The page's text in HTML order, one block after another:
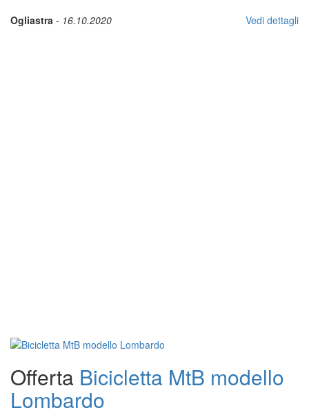
Ogliastra - 16.10.2020 Vedi dettagli
Offerta Bicicletta MtB modello
Lombardo